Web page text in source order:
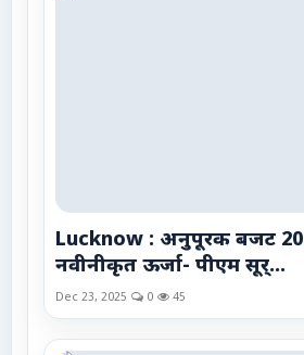
Lucknow : अनुपूरक बजट
नवीनीकृत ऊर्जा- पीएम सूर्...
Dec 23, 2025 0 45